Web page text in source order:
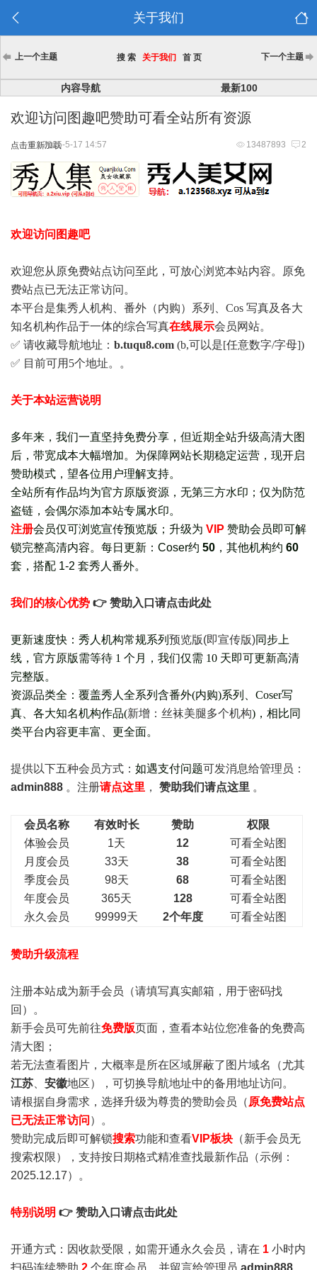
关于我们
上一个主题 搜 索 关于我们 首 页 下一个主题
内容导航 最新100
欢迎访问图趣吧赞助可看全站所有资源
点击重新加载 13487893 2
2025-5-17 14:57
欢迎访问图趣吧
欢迎您从原免费站点访问至此，可放心浏览本站内容。原免
费站点已无法正常访问。
本平台是集秀人机构、番外（内购）系列、Cos 写真及各大
知名机构作品于一体的综合写真在线展示会员网站。
✅ 请收藏导航地址： b.tuqu8.com (b,可以是[任意数字/字母])
✅ 目前可用5个地址。。
关于本站运营说明
多年来，我们一直坚持免费分享，但近期全站升级高清大图
后，带宽成本大幅增加。为保障网站长期稳定运营，现开启
赞助模式，望各位用户理解支持。
全站所有作品均为官方原版资源，无第三方水印；仅为防范
盗链，会偶尔添加本站专属水印。
注册会员仅可浏览宣传预览版 ； 升级为 VIP 赞助会员即可解
锁完整高清内容。每日更新： Coser约 50 ，其他机构约 60
套， 搭配 1-2 套秀人番外。
我们的核心优势 👉 赞助入口请点击此处
更新速度快：秀人机构常规系列 预览版(即宣传版)同步上
线，官方原版需等待 1 个月，我们仅需 10 天即可更新高清
完整版。
资源品类全：覆盖秀人全系列含番外(内购)系列、Coser写
真、各大知名机构作品(新增：丝袜美腿多个机构)，相比同
类平台内容更丰富、更全面。
提供以下五种会员方式： 如遇支付问题可发消息给管理员：
admin888 。注册请点这里 ， 赞助我们请点这里 。
会员名称 有效时长 赞助
权限
体验会员
1天 12
可看全站图
月度会员
33天 38
可看全站图
季度会员
98天 68
可看全站图
年度会员
365天 128
可看全站图
永久会员
99999天 2个年度 可看全站图
赞助升级流程
注册本站成为新手会员 （请填写真实邮箱，用于密码找
回）。
新手会员可先前往免费版页面，查看本站位您准备的免费高
清大图；
若无法查看图片，大概率是所在区域屏蔽了图片域名（尤其
江苏
安徽地区），可切换导航地址中的备用地址访问。
请根据自身需求，选择升级为尊贵的赞助会员（ 原免费站点
已无法正常访问 ）。
赞助完成后即可解锁搜索功能和查看VIP板块 （新手会员无
搜索权限），支持按日期格式精准查找最新作品（示例：
2025.12.17）。
特别说明 👉 赞助入口请点击此处
开通方式：因收款受限，如需开通永久会员，请在 1 小时内
扫码连续赞助 2 个年度会员，并留言给管理员 admin888